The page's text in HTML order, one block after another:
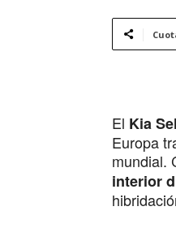
El Kia
Europa
mundial.
interior